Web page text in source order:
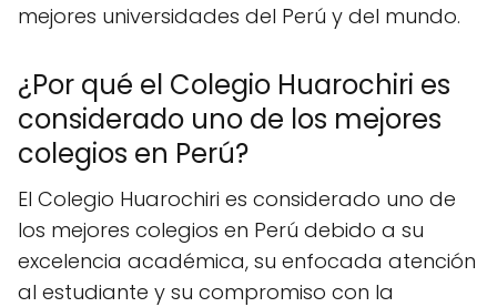
mejores universidades del Perú y del mundo.
¿Por qué el Colegio Huarochiri es
considerado uno de los mejores
colegios en Perú?
El Colegio Huarochiri es considerado uno de
los mejores colegios en Perú debido a su
excelencia académica, su enfocada atención
al estudiante y su compromiso con la